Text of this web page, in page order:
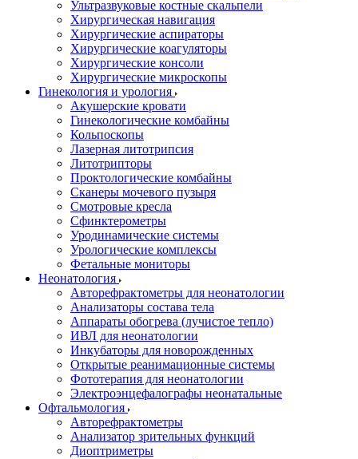
Ультразвуковые костные скальпели
Хирургическая навигация
Хирургические аспираторы
Хирургические коагуляторы
Хирургические консоли
Хирургические микроскопы
Гинекология и урология
Акушерские кровати
Гинекологические комбайны
Кольпоскопы
Лазерная литотрипсия
Литотрипторы
Проктологические комбайны
Сканеры мочевого пузыря
Смотровые кресла
Сфинктерометры
Уродинамические системы
Урологические комплексы
Фетальные мониторы
Неонатология
Авторефрактометры для неонатологии
Анализаторы состава тела
Аппараты обогрева (лучистое тепло)
ИВЛ для неонатологии
Инкубаторы для новорожденных
Открытые реанимационные системы
Фототерапия для неонатологии
Электроэнцефалографы неонатальные
Офтальмология
Авторефрактометры
Анализатор зрительных функций
Диоптриметры